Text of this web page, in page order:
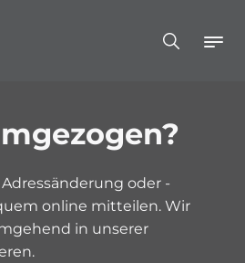
oder -
online mitteilen. Wir
in unserer